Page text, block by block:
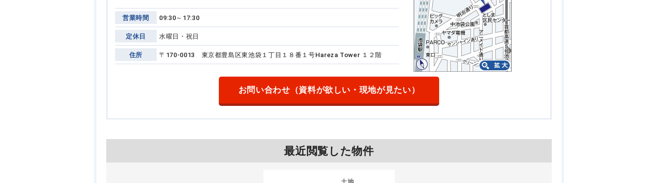
営業時間 09:30～17:30
定休日 水曜日・祝日
住所 〒170-0013 東京都豊島区東池袋１丁目１８番１号Hareza Tower １２階
お問い合わせ （資料が欲しい・現地が見たい）
最近閲覧した物件